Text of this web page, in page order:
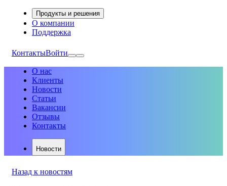
Продукты и решения
О компании
Поддержка
КонтактыВойти
О нас
Клиенты
Новости
Статьи
Вакансии
Отзывы
Контакты
Новости
Назад к новостям